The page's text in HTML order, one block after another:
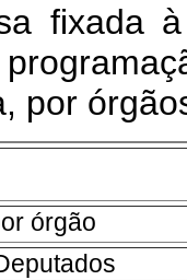
fixada
por
órgão